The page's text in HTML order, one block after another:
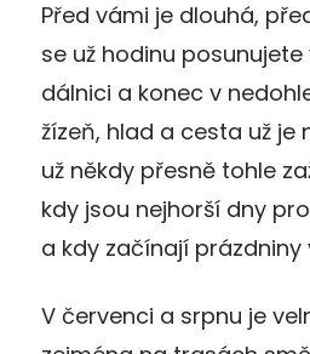
Před vámi je dlouhá,
se už hodinu
dálnici a konec v
žízeň, hlad a cesta už je
už někdy přesně tohle
kdy jsou nejhorší dny
a kdy začínají prázdniny
V červenci a srpnu je